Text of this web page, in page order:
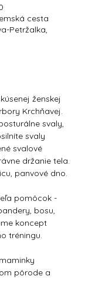
cesta
Petržalka,
ženskej
Krchňavej.
svaly,
svaly
svalové
držanie tela.
panvové dno.
pomôcok -
bosu,
koncept
tréningu.
pôrode a